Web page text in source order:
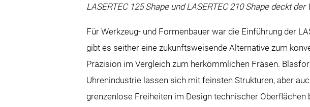
LASERTEC 125 Shape und LASERTEC 210 Shape deckt
Für Werkzeug- und Formenbauer war die Einführung der
gibt es seither eine zukunftsweisende Alternative zum
Präzision im Vergleich zum herkömmlichen Fräsen.
Uhrenindustrie lassen sich mit feinsten Strukturen, aber
grenzenlose Freiheiten im Design technischer